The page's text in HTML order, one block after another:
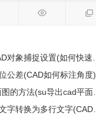
捉设置(如何快速找到cad里的图)
公差(CAD如何标注角度)
方法(su导出cad平面图不正)
为多行文字(CAD单行文字怎么结束)